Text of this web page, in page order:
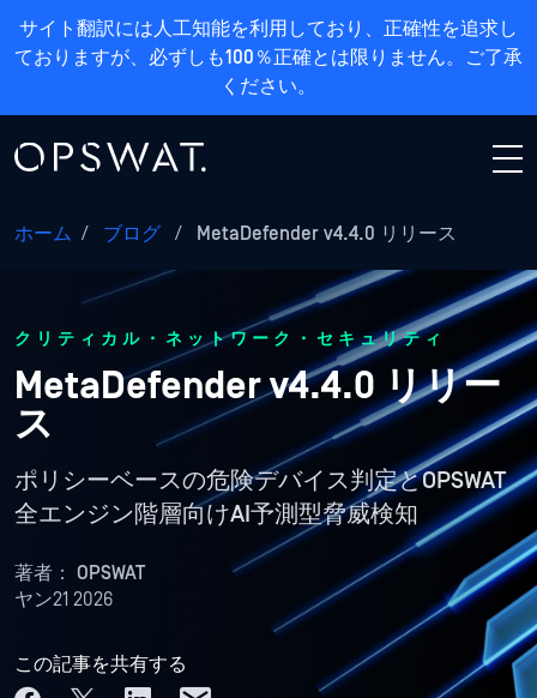
サイト翻訳には人工知能を利用しており、正確性を追求し
ておりますが、必ずしも100％正確とは限りません。ご了承
ください。
ホーム / ブログ / MetaDefender v4.4.0 リリース
クリティカル・ネットワーク・セキュリティ
MetaDefender v4.4.0 リリー
ス
ポリシーベースの危険デバイス判定とOPSWAT
全エンジン階層向けAI予測型脅威検知
著者： OPSWAT
ヤン21 2026
この記事を共有する